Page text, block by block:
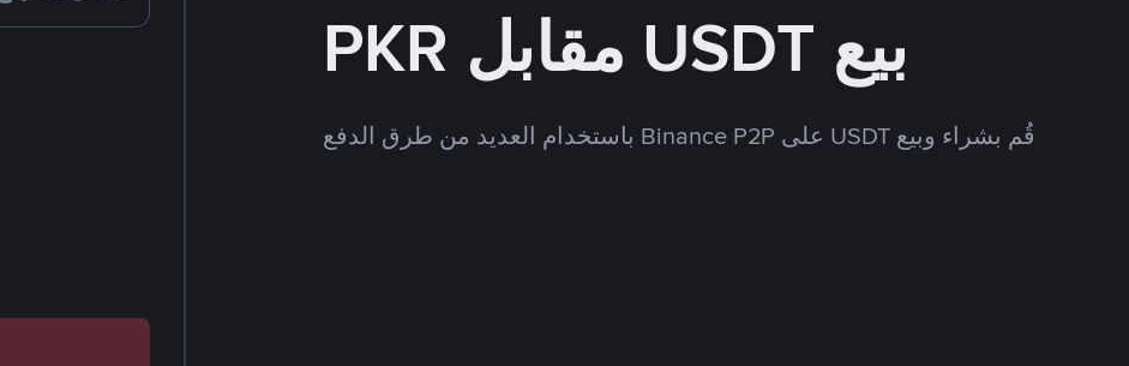
بيع USDT مقابل PKR
قُم بشراء وبيع USDT على Binance P2P باستخدام العديد من طرق الدفع